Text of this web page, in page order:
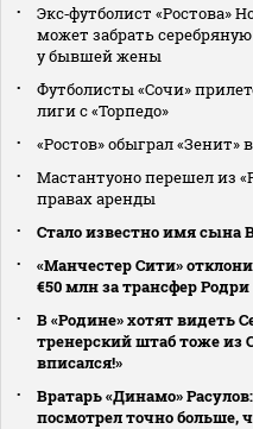
Экс‑футболист «Ростова»
может забрать серебряную
у бывшей жены
Футболисты «Сочи»
лиги с «Торпедо»
«Ростов» обыграл
Мастантуоно перешел из
правах аренды
Стало известно имя сына
«Манчестер Сити»
€50 млн за трансфер
В «Родине» хотят видеть
тренерский штаб тоже из
вписался!»
Вратарь «Динамо»
посмотрел точно больше,